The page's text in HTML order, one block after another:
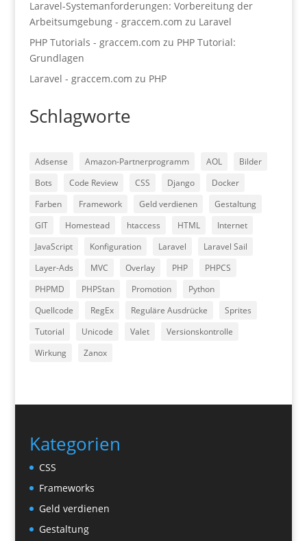
Laravel-Systemanforderungen: Vorbereitung der
Arbeitsumgebung - graccem.com zu Laravel
PHP Tutorials - graccem.com zu PHP Tutorial:
Grundlagen
Laravel - graccem.com zu PHP
Schlagworte
Adsense Amazon-Partnerprogramm AOL
Bilder
Bots
Code Review CSS Django
Docker
Farben
Framework Geld verdienen
Gestaltung
GIT
Homestead htaccess HTML
Internet
JavaScript
Konfiguration Laravel
Laravel Sail
Layer-Ads
MVC Overlay PHP
PHPCS
PHPMD
PHPStan Promotion
Python
Quellcode
RegEx Reguläre Ausdrücke
Sprites
Tutorial
Unicode Valet
Versionskontrolle
Wirkung
Zanox
Kategorien
CSS
Frameworks
Geld verdienen
Gestaltung